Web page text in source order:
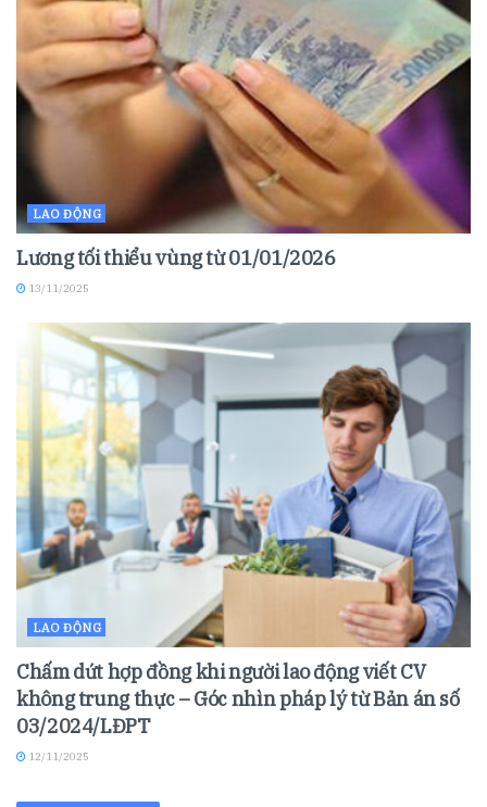
LAO ĐỘNG
Lương tối thiểu vùng từ 01/01/2026
13/11/2025
LAO ĐỘNG
Chấm dứt hợp đồng khi người lao động viết CV
không trung thực – Góc nhìn pháp lý từ Bản án số
03/2024/LĐPT
12/11/2025